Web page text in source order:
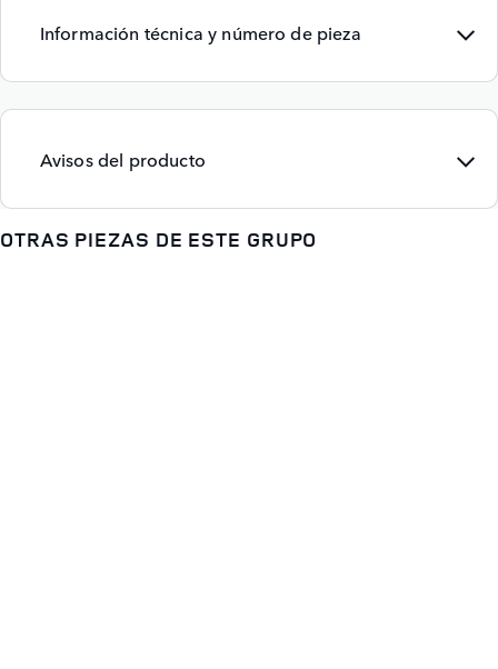
Información técnica y número de pieza
Avisos del producto
OTRAS PIEZAS DE ESTE GRUPO